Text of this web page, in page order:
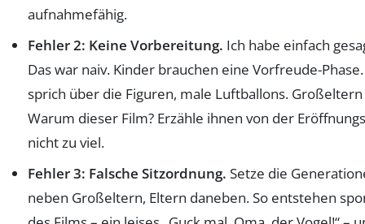
aufnahmefähig.
Fehler 2: Keine Vorbereitung. Ich habe einfach
Das war naiv. Kinder brauchen eine Vorfreude-
sprich über die Figuren, male Luftballons.
Warum dieser Film? Erzähle ihnen von der
nicht zu viel.
Fehler 3: Falsche Sitzordnung. Setze die
neben Großeltern, Eltern daneben. So entstehen